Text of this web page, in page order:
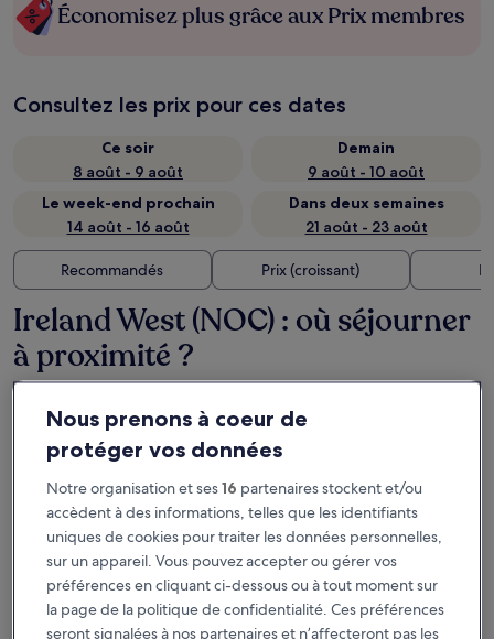
Économisez plus grâce aux Prix membres
Consultez les prix pour ces dates
Ce soir
8 août - 9 août
Demain
9 août - 10 août
Le week-end prochain
14 août - 16 août
Dans deux semaines
21 août - 23 août
Recommandés Prix (croissant)
Ireland West (NOC) : où séjourner
à proximité ?
Kiltimagh Park Hotel
Nous prenons à coeur de
protéger vos données
Notre organisation et ses16 partenaires stockent et/ou
accèdent à des informations, telles que les identifiants
uniques de cookies pour traiter les données personnelles,
sur un appareil. Vous pouvez accepter ou gérer vos
préférences en cliquant ci-dessous ou à tout moment sur
la page de la politique de confidentialité. Ces préférences
seront signalées à nos partenaires et n’affecteront pas les